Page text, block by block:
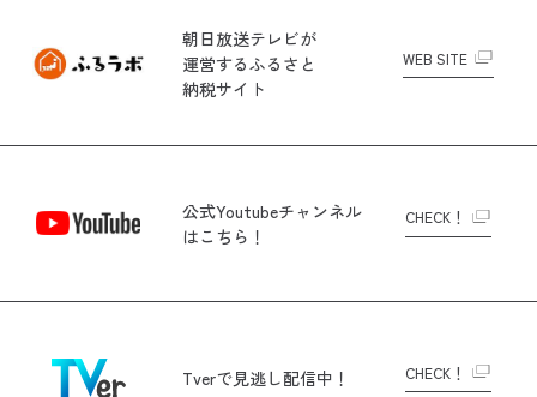
朝日放送テレビが
運営するふるさと
納税サイト
WEB SITE
公式Youtubeチャンネル
はこちら！
CHECK！
Tverで見逃し配信中！ CHECK！